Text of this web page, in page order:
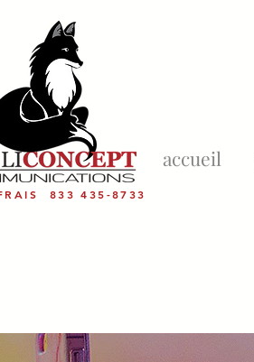
accueil
833 435-8733